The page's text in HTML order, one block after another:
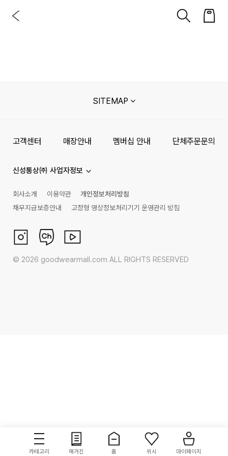
카테고리 매거진 홈 위시 마이페이지
SITEMAP
고객센터 매장안내 멤버십 안내 단체주문문의
신성통상㈜ 사업자정보
회사소개 이용약관
개인정보처리방침
채무지급보증안내
고정형 영상정보처리기기 운영관리 방침
© 2026 goodwearmall.com ALL RIGHTS RESERVED